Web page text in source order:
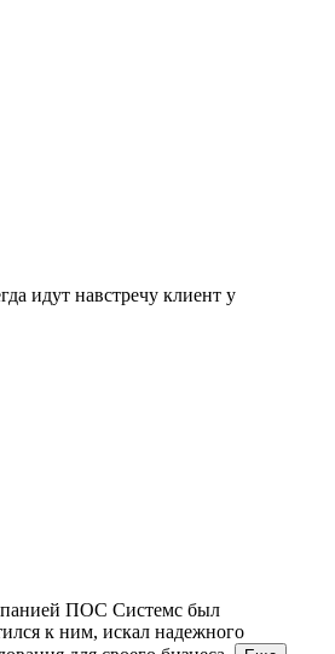
идут навстречу клиент у
ПОС Системс был
к ним, искал надежного